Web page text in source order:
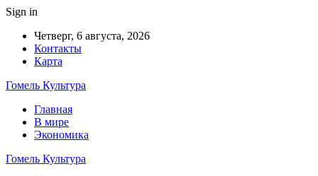
Sign in
Четверг, 6 августа, 2026
Контакты
Карта
Гомель Культура
Главная
В мире
Экономика
Гомель Культура